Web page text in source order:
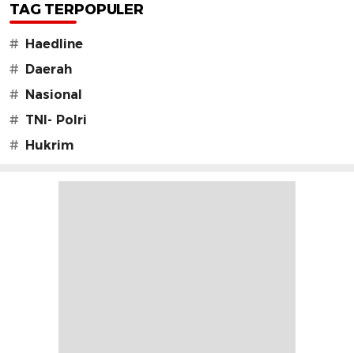
TAG TERPOPULER
# Haedline
# Daerah
# Nasional
# TNI- Polri
# Hukrim